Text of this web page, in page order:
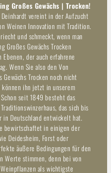
Großes Gewächs | Trocken!
vereint in der Aufzucht
Weinen Innovation mit Tradition.
und schmeckt, wenn man
Großes Gewächs Trocken
der auch erfahrene
Wenn Sie also den Von
Trocken noch nicht
ihn jetzt in unserem
seit 1849 besteht das
das sich bis
in Deutschland entwickelt hat.
bewirtschaftet in einigen der
Deidesheim, Forst oder
äußere Bedingungen für den
Werte stimmen, denn bei von
als wichtigste